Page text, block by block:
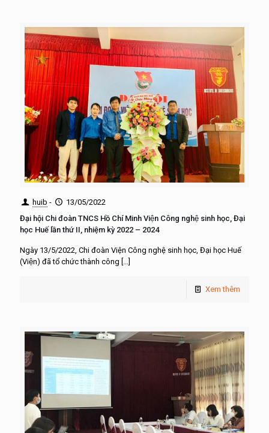
huib -
13/05/2022
Đại hội Chi đoàn TNCS Hồ Chí Minh Viện Công nghệ sinh học, Đại
học Huế lần thứ II, nhiệm kỳ 2022 – 2024
Ngày 13/5/2022, Chi đoàn Viện Công nghệ sinh học, Đại học Huế
(Viện) đã tổ chức thành công […]
Xem thêm